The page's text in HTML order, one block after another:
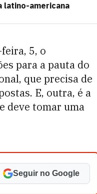
latino-americana
5, o
para a pauta do
que precisa de
E, outra, é a
deve tomar uma
Seguir no Google